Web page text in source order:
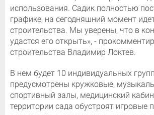
использования. Садик полностью
графике, на сегодняшний момент
строительства. Мы уверены, что в
удастся его открыть», -
строительства Владимир Локтев.
В нем будет 10 индивидуальных
предусмотрены кружковые,
спортивный залы, медицинский
территории сада обустроят игровые